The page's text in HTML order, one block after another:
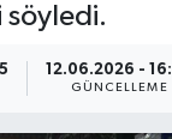
12.06.2026 -
GÜNCELLEME